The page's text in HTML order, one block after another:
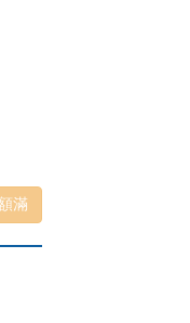
滿